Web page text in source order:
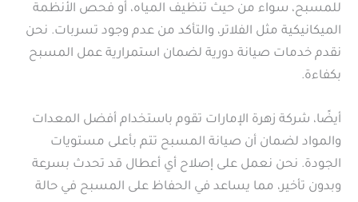
للمسبح، سواء من حيث تنظيف المياه، أو فحص الأنظمة
الميكانيكية مثل الفلاتر، والتأكد من عدم وجود تسربات. نحن
نقدم خدمات صيانة دورية لضمان استمرارية عمل المسبح
بكفاءة.
أيضًا، شركة زهرة الإمارات تقوم باستخدام أفضل المعدات
والمواد لضمان أن صيانة المسبح تتم بأعلى مستويات
الجودة. نحن نعمل على إصلاح أي أعطال قد تحدث بسرعة
وبدون تأخير، مما يساعد في الحفاظ على المسبح في حالة